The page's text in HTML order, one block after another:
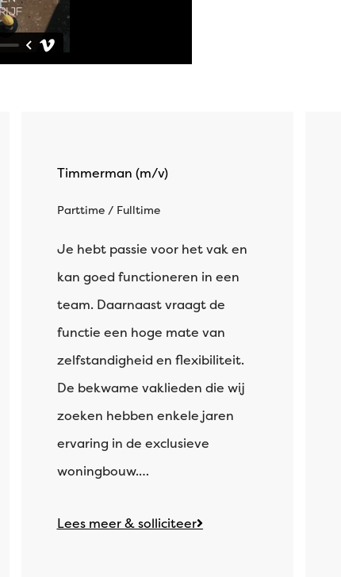
Timmerman (m/v)
Parttime / Fulltime
Je hebt passie voor het vak en
kan goed functioneren in een
team. Daarnaast vraagt de
functie een hoge mate van
zelfstandigheid en flexibiliteit.
De bekwame vaklieden die wij
zoeken hebben enkele jaren
ervaring in de exclusieve
woningbouw.…
Lees meer & solliciteer